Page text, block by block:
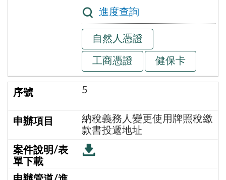
進度查詢
自然人憑證
工商憑證 健保卡
5
納稅義務人變更使用牌照稅繳
款書投遞地址